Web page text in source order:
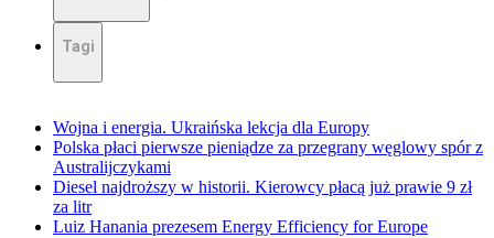
Tagi
Wojna i energia. Ukraińska lekcja dla Europy
Polska płaci pierwsze pieniądze za przegrany węglowy spór z
Australijczykami
Diesel najdroższy w historii. Kierowcy płacą już prawie 9 zł
za litr
Luiz Hanania prezesem Energy Efficiency for Europe